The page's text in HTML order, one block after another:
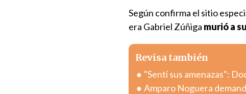
Según confirma el sitio
era Gabriel Zúñiga murió a
Revisa también
"Sentí sus amenazas":
Amparo Noguera